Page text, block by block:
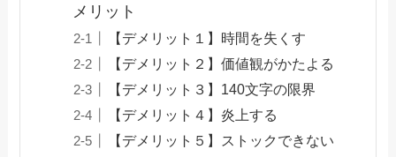
メリット
【デメリット１】時間を失くす
【デメリット２】価値観がかたよる
【デメリット３】140文字の限界
【デメリット４】炎上する
【デメリット５】ストックできない